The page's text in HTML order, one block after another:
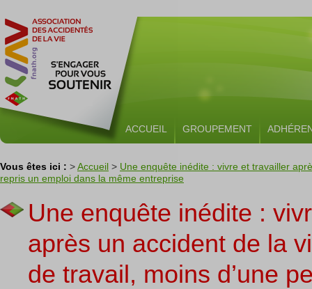
ACCUEIL GROUPEMENT
Vous êtes ici : >Accueil > Une enquête inédite : vivre et travailler
repris un emploi dans la même entreprise
Une enquête inédite :
après un accident de la
de travail, moins d’une